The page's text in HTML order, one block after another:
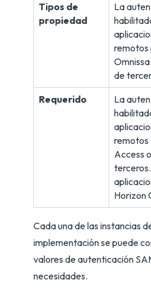
Tipos de
propiedad
La
remotos
de
Requerido
La
remotos
Access
Horizon
Cada una de las instancias
implementación se puede
valores de autenticación
necesidades.